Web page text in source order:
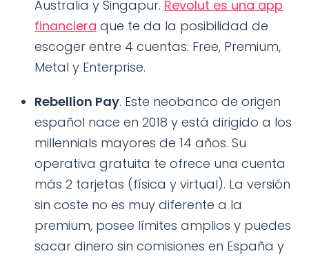
Australia y Singapur. Revolut es una app
financiera que te da la posibilidad de
escoger entre 4 cuentas: Free, Premium,
Metal y Enterprise.
Rebellion Pay. Este neobanco de origen
español nace en 2018 y está dirigido a los
millennials mayores de 14 años. Su
operativa gratuita te ofrece una cuenta
más 2 tarjetas (física y virtual). La versión
sin coste no es muy diferente a la
premium, posee límites amplios y puedes
sacar dinero sin comisiones en España y